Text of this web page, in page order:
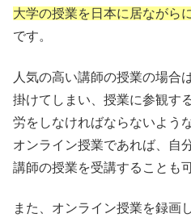
大学の授業を日本に居ながら
です。
人気の高い講師の授業の場合
掛けてしまい、授業に参観す
労をしなければならないよう
オンライン授業であれば、自
講師の授業を受講することも
また、オンライン授業を録画